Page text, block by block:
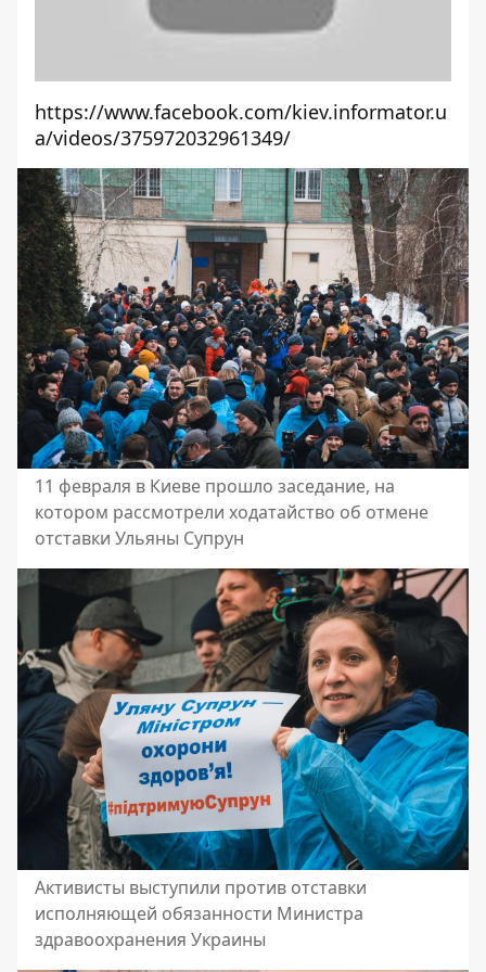
https://www.facebook.com/kiev.informator.u
a/videos/375972032961349/
11 февраля в Киеве прошло заседание, на
котором рассмотрели ходатайство об отмене
отставки Ульяны Супрун
Активисты выступили против отставки
исполняющей обязанности Министра
здравоохранения Украины